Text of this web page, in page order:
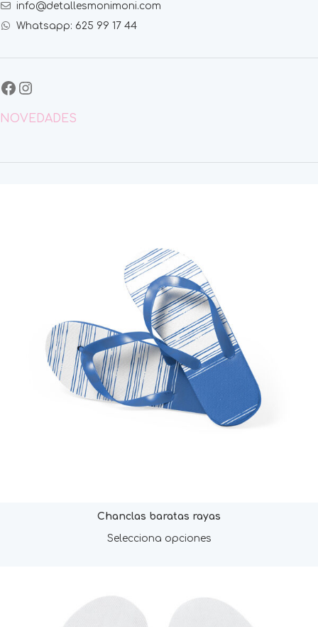
info@detallesmonimoni.com
Whatsapp: 625 99 17 44
NOVEDADES
Chanclas baratas rayas
Selecciona opciones